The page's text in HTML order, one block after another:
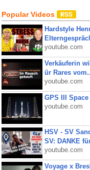
Popular Videos
Hardstyle
youtube.com
Verkäuferin
ür Rares
youtube.com
GPS III
youtube.com
HSV - SV
SV: DANKE
youtube.com
Voyage x